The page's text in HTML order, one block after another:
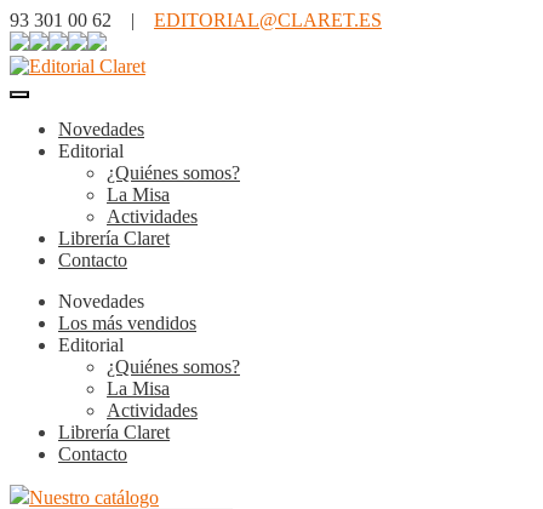
93 301 00 62 | EDITORIAL@CLARET.ES
Novedades
Editorial
¿Quiénes somos?
La Misa
Actividades
Librería Claret
Contacto
Novedades
Los más vendidos
Editorial
¿Quiénes somos?
La Misa
Actividades
Librería Claret
Contacto
Nuestro catálogo